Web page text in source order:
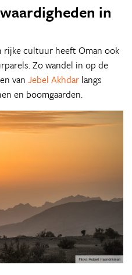
in
rijke cultuur heeft Oman ook
Zo wandel in op de
van Jebel Akhdar langs
en boomgaarden.